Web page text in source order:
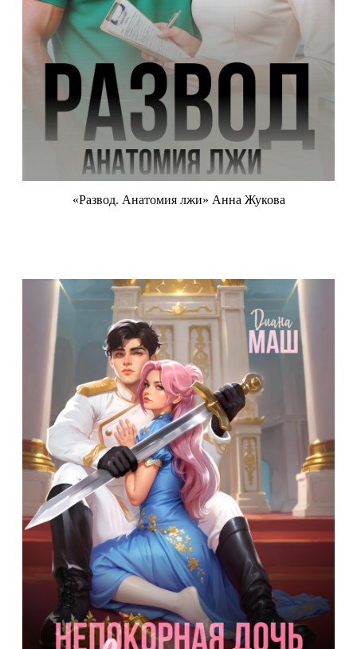
«Развод. Анатомия лжи» Анна Жукова